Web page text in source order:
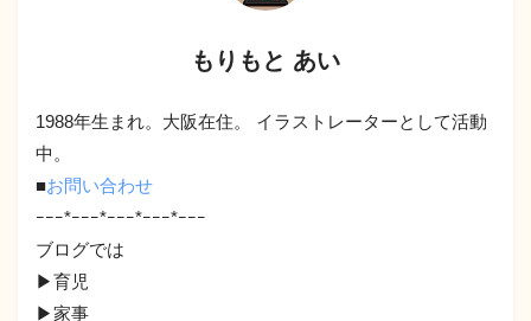
もりもと あい
1988年生まれ。大阪在住。 イラストレーターとして活動
中。
■お問い合わせ
ｰｰｰ*ｰｰｰ*ｰｰｰ*ｰｰｰ*ｰｰｰ
ブログでは
▶︎育児
▶︎家事